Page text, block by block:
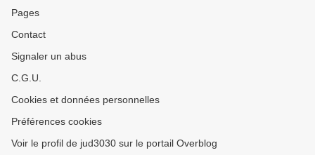
Pages
Contact
Signaler un abus
C.G.U.
Cookies et données personnelles
Préférences cookies
Voir le profil de jud3030 sur le portail Overblog